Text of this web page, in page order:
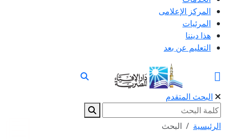
المركز الإعلامى
المرئيات
هذا ديننا
التعليم عن بعد
البحث المتقدم
الرئيسية البحث